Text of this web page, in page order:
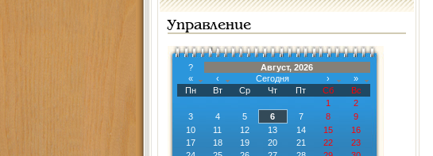
Управление
?
Август, 2026
«
‹ Сегодня ›
»
Пн
Вт Ср Чт Пт Сб
Вс
1
2
3
4 5 6 7 8
9
10
11 12 13 14 15
16
17
18 19 20 21 22
23